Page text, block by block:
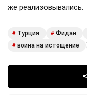
же реализовывались.
# Турция # Фидан
# война на истощение